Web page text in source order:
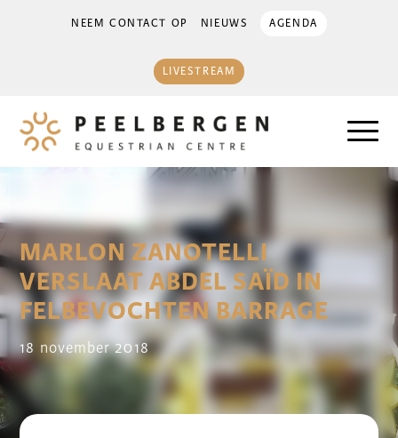
NEEM CONTACT OP NIEUWS AGENDA
LIVESTREAM
MARLON ZANOTELLI
VERSLAAT ABDEL SAÏD IN
FELBEVOCHTEN BARRAGE
18 november 2018